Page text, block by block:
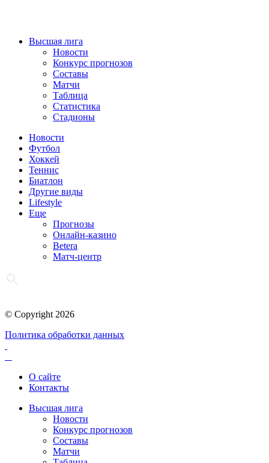
Высшая лига
Новости
Конкурс прогнозов
Составы
Матчи
Таблица
Статистика
Стадионы
Новости
Футбол
Хоккей
Теннис
Биатлон
Другие виды
Lifestyle
Еще
Прогнозы
Онлайн-казино
Betera
Матч-центр
© Copyright 2026
Политика обработки данных
О сайте
Контакты
Высшая лига
Новости
Конкурс прогнозов
Составы
Матчи